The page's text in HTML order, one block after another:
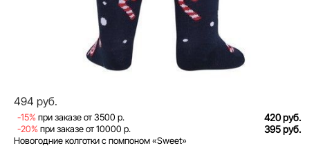
494 руб.
-15% при заказе от 3500 р. 420 руб.
-20% при заказе от 10000 р. 395 руб.
Новогодние колготки с помпоном «Sweet»